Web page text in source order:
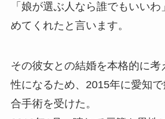
「娘が選ぶ人なら誰でもいい
めてくれたと言います。
その彼女との結婚を本格的に考
性になるため、2015年に愛知
合手術を受けた。